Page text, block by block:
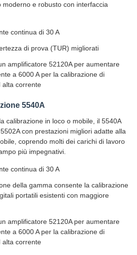
e robusto con interfaccia
continua di 30 A
di prova (TUR) migliorati
amplificatore 52120A per aumentare
a 6000 A per la calibrazione di
alta corrente
5540A
calibrazione in loco o mobile, il 5540A
con prestazioni migliori adatte alla
coprendo molti dei carichi di lavoro
più impegnativi.
continua di 30 A
della gamma consente la calibrazione
portatili esistenti con maggiore
amplificatore 52120A per aumentare
a 6000 A per la calibrazione di
alta corrente